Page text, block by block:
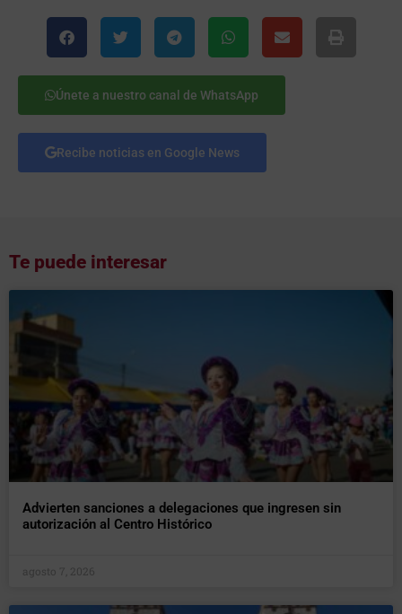
Únete a nuestro canal de WhatsApp
Recibe noticias en Google News
Te puede interesar
Advierten sanciones a delegaciones que ingresen sin
autorización al Centro Histórico
agosto 7, 2026